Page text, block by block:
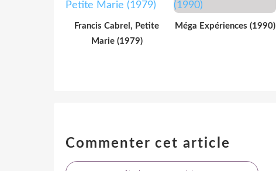
Francis Cabrel, Petite
Marie (1979)
Méga Expériences (1990)
Commenter cet article